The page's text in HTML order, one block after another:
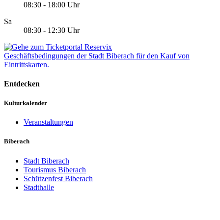
08:30 - 18:00 Uhr
Sa
08:30 - 12:30 Uhr
Geschäftsbedingungen der Stadt Biberach für den Kauf von
Eintrittskarten.
Entdecken
Kulturkalender
Veranstaltungen
Biberach
Stadt Biberach
Tourismus Biberach
Schützenfest Biberach
Stadthalle